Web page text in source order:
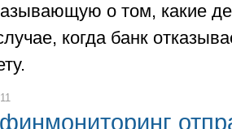
о том, какие
когда банк